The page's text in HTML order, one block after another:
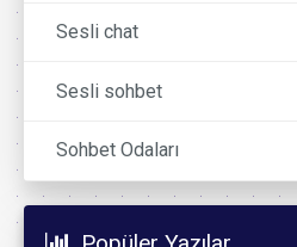
Sesli chat
Sesli sohbet
Sohbet Odaları